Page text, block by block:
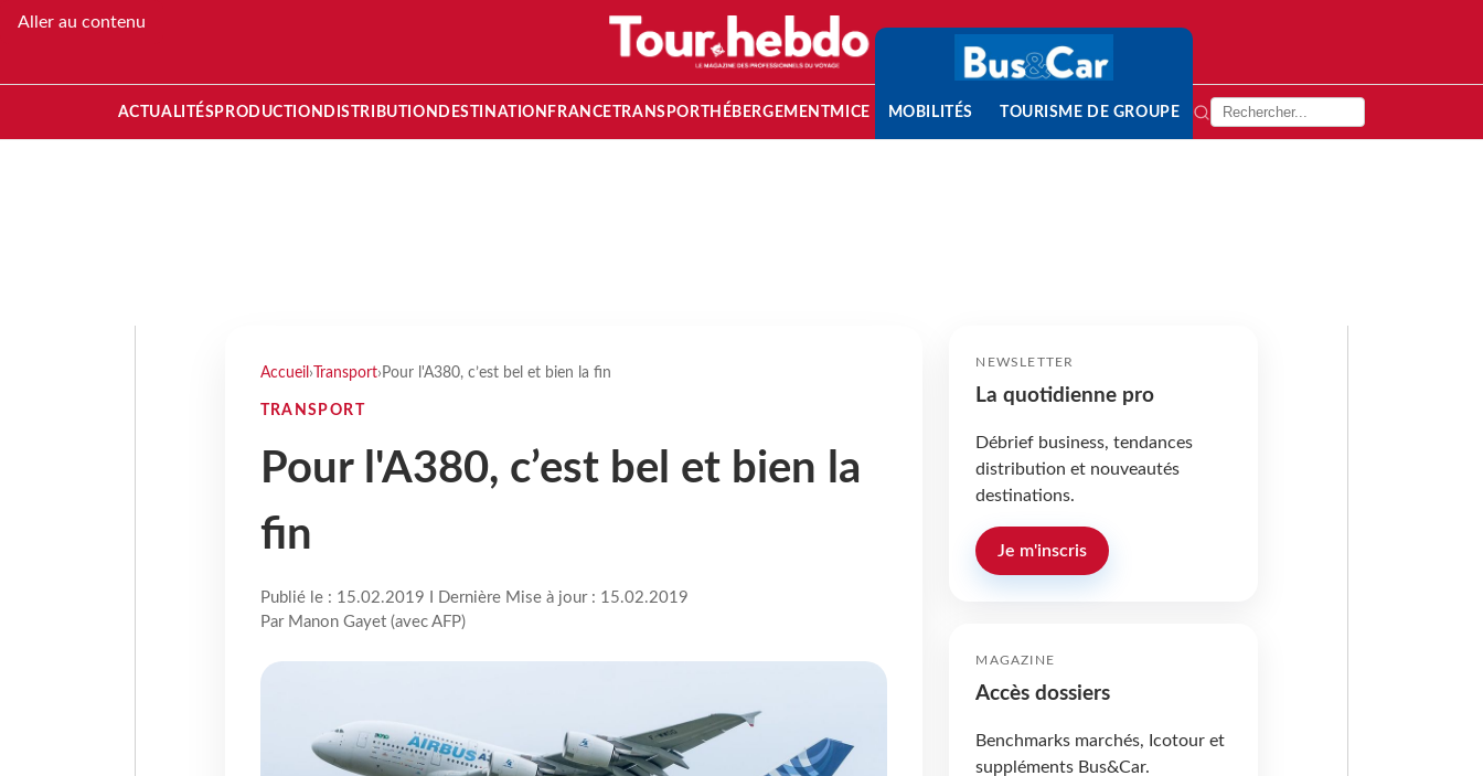
Aller au contenu
ACTUALITÉS PRODUCTION DISTRIBUTION DESTINATION FRANCETRANSPORT HÉBERGEMENTMICE MOBILITÉS TOURISME DE GROUPE
Accueil › Transport› Pour l'A380, c’est bel et bien la fin
TRANSPORT
Pour l'A380, c’est bel et bien la
fin
Publié le : 15.02.2019 I Dernière Mise à jour : 15.02.2019
Par Manon Gayet (avec AFP)
NEWSLETTER
La quotidienne pro
Débrief business, tendances
distribution et nouveautés
destinations.
Je m'inscris
MAGAZINE
Accès dossiers
Benchmarks marchés, Icotour et
suppléments Bus&Car.